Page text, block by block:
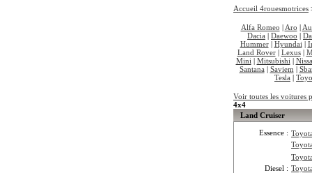
Accueil 4rouesmotrices
Alfa Romeo | Aro |
Dacia | Daewoo |
Hummer| Hyundai |
Land Rover| Lexus|
Mini | Mitsubishi |
Santana | Saviem |
Tesla |
Voir toutes les voitures
4x4
Land Cruiser
Essence :
Diesel :